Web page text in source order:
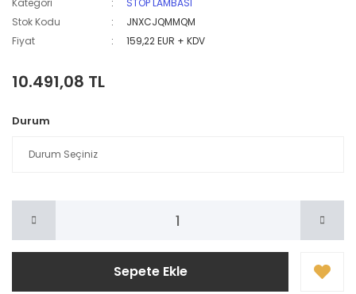
Kategori
STOP LAMBASI
Stok Kodu
JNXCJQMMQM
Fiyat
159,22 EUR + KDV
10.491,08 TL
Durum
Sepete Ekle